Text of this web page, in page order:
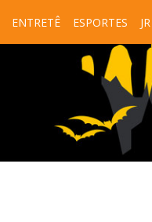
ENTRETÊ ESPORTES